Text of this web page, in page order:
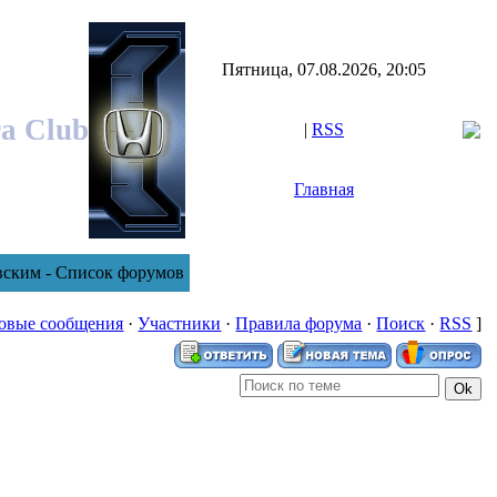
Club
Пятница, 07.08.2026, 20:05
| RSS
Главная
- Список форумов
сообщения ·Участники ·Правила форума ·Поиск ·RSS ]